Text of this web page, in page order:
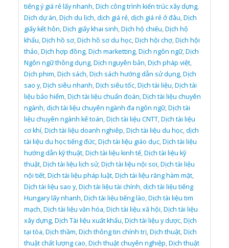
tiếng ý giá rẻ lấy nhanh,Dịch công trình kiến trúc xây dựng,
Dịch dự án,Dịch du lịch,dịch giá rẻ,dịch giá rẻ ở đâu,Dịch
giấy kết hôn,Dịch giấy khai sinh,Dịch hộ chiếu,Dịch hộ
khẩu,Dịch hồ sơ,Dịch hồ sơ du học,Dịch hội chợ,Dịch hội
thảo,Dịch hợp đồng,Dịch marketting,Dịch ngôn ngữ,Dịch
Ngôn ngữ thông dụng,Dịch nguyên bản,Dịch pháp việt,
Dịch phim,Dịch sách,Dịch sách hướng dẫn sử dụng,Dịch
sao y,Dịch siêu nhanh,Dịch siêu tốc,Dịch tài liệu,Dịch tài
liệu bảo hiểm,Dịch tài liệu chuẩn đoán,Dịch tài liệu chuyên
ngành,dịch tài liệu chuyên ngành đa ngôn ngữ,Dịch tài
liệu chuyên ngành kế toán,Dịch tài liệu CNTT,Dịch tài liệu
cơ khí,Dịch tài liệu doanh nghiêp,Dịch tài liệu du học,dịch
tài liệu du học tiếng đức,Dịch tài liệu giáo dục,Dịch tài liệu
hướng dẫn kỹ thuật,Dịch tài liệu kinh tế,Dịch tài liệu kỹ
thuật,Dịch tài liệu lịch sử,Dịch tài liệu nội soi,Dịch tài liệu
nội tiết,Dịch tài liệu pháp luật,Dịch tài liệu răng hàm mặt,
Dịch tài liệu sao y,Dịch tài liệu tài chính,dịch tài liệu tiếng
Hungary lấy nhanh,Dịch tài liệu tiếng lào,Dịch tài liệu tim
mạch,Dịch tài liệu văn hóa,Dịch tài liệu xã hội,Dịch tài liệu
xây dựng,Dịch Tài liệu xuất khẩu,Dịch tài liệu y dược,Dịch
tại tòa,Dịch thầm,Dịch thông tin chính trị,Dịch thuật,Dịch
thuật chất lượng cao,Dịch thuật chuyên nghiệp,Dịch thuật